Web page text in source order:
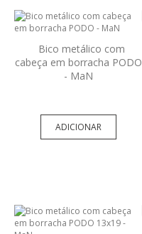
Bico metálico com
cabeça em borracha PODO
- MaN
ADICIONAR